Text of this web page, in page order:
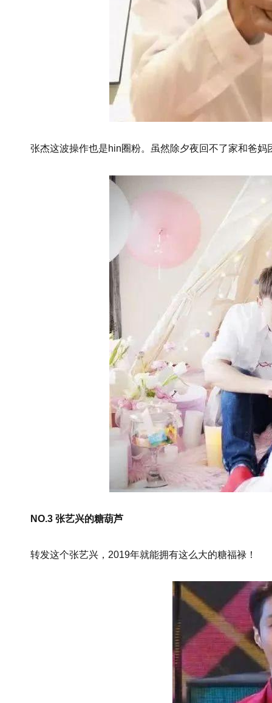
张杰这波操作也是hin圈粉。虽然除夕夜回不了家和爸
NO.3 张艺兴的糖葫芦
转发这个张艺兴，2019年就能拥有这么大的糖福禄！